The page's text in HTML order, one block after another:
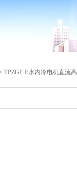
TPZGF-F水内冷电机直流